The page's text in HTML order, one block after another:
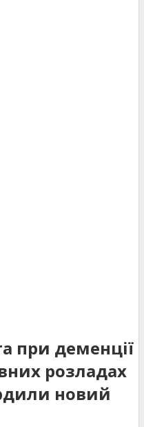
при деменції
розладах
новий